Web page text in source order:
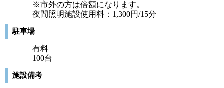
※市外の方は倍額になります。
夜間照明施設使用料：1,300円/15分
駐車場
有料
100台
施設備考